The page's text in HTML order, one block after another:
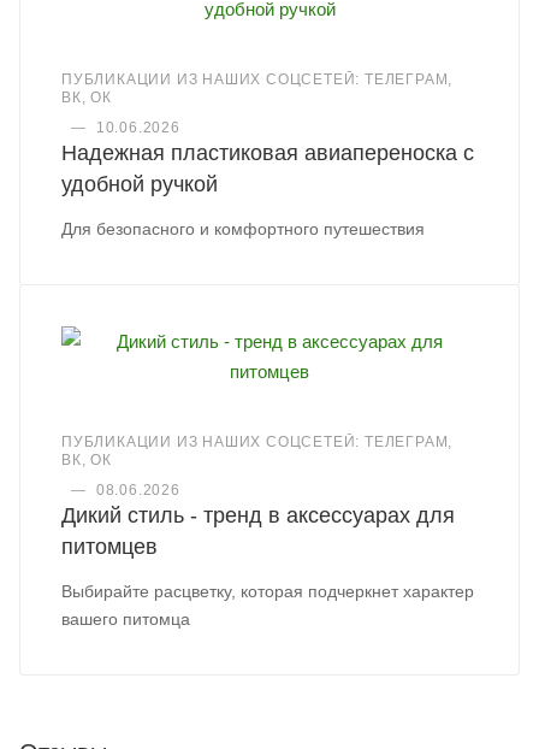
ПУБЛИКАЦИИ ИЗ НАШИХ СОЦСЕТЕЙ: ТЕЛЕГРАМ,
ВК, ОК
—
10.06.2026
Надежная пластиковая авиапереноска с
удобной ручкой
Для безопасного и комфортного путешествия
ПУБЛИКАЦИИ ИЗ НАШИХ СОЦСЕТЕЙ: ТЕЛЕГРАМ,
ВК, ОК
—
08.06.2026
Дикий стиль - тренд в аксессуарах для
питомцев
Выбирайте расцветку, которая подчеркнет характер
вашего питомца